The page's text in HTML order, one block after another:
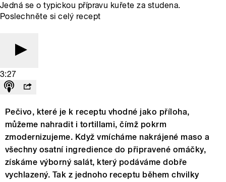
Jedná se o typickou přípravu kuřete za studena.
Poslechněte si celý recept
3:27
Pečivo, které je k receptu vhodné jako příloha,
můžeme nahradit i tortillami, čímž pokrm
zmodernizujeme. Když vmícháme nakrájené maso a
všechny osatní ingredience do připravené omáčky,
získáme výborný salát, který podáváme dobře
vychlazený. Tak z jednoho receptu během chvilky